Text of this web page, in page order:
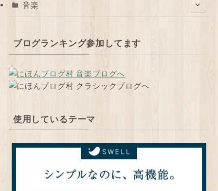
音楽
ブログランキング参加してます
使用しているテーマ